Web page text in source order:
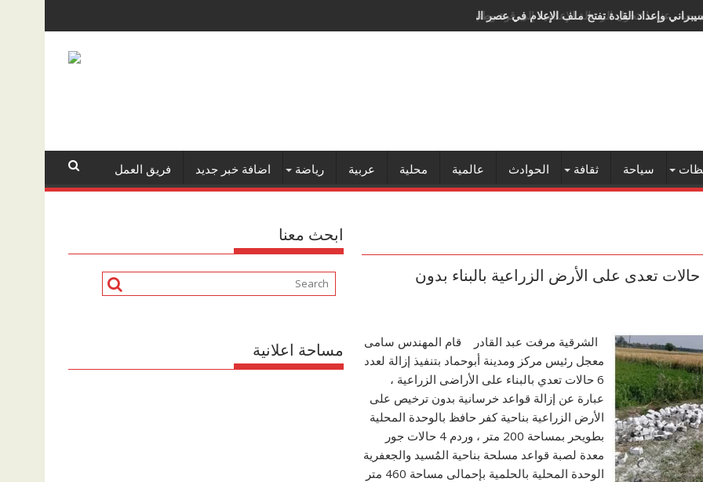
وإعداد القادة تفتح ملف الإعلام في عصر الذكاء الاصطناعي
سياحة ثقافة الحوادث عالمية محلية عربية رياضة اضافة خبر جديد فريق العمل
رئاسة مركز أبوحماد تُنفذ إزالة فى المهد لـ 6 حالات تعدى على الأرض الزراعية بالبناء بدون
الشرقية مرفت عبد القادر قام المهندس سامى
معجل رئيس مركز ومدينة أبوحماد بتنفيذ إزالة لعدد
6 حالات تعدي بالبناء على الأراضى الزراعية ،
عبارة عن إزالة قواعد خرسانية بدون ترخيص على
الأرض الزراعية بناحية كفر حافظ بالوحدة المحلية
بطويحر بمساحة 200 متر ، وردم 4 حالات جور
معدة لصبة قواعد مسلحة بناحية المُسيد والجعفرية
الوحدة المحلية بالحلمية بإحمالى مساحة 460 متر
ابحث معنا
مساحة اعلانية